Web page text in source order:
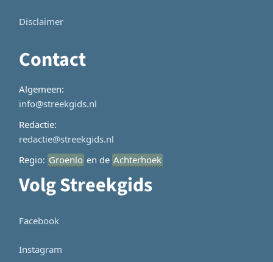
Disclaimer
Contact
Algemeen:
info@streekgids.nl
Redactie:
redactie@streekgids.nl
Regio: Groenlo en de Achterhoek
Volg Streekgids
Facebook
Instagram